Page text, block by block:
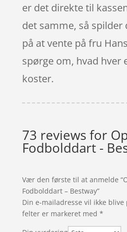
er det direkte til
det samme, så spilder
på at vente på fru
spørge om, hvad hver
koster.
73 reviews for
Fodbolddart -
Vær den første til at anmelde
Fodbolddart – Bestway”
Din e-mailadresse vil ikke
felter er markeret med *